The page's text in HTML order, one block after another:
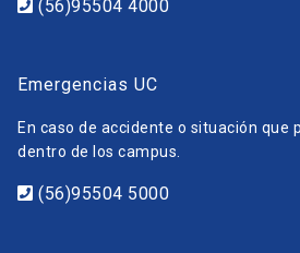
(56)95504 4000
Emergencias UC
En caso de accidente o situación que
dentro de los campus.
(56)95504 5000